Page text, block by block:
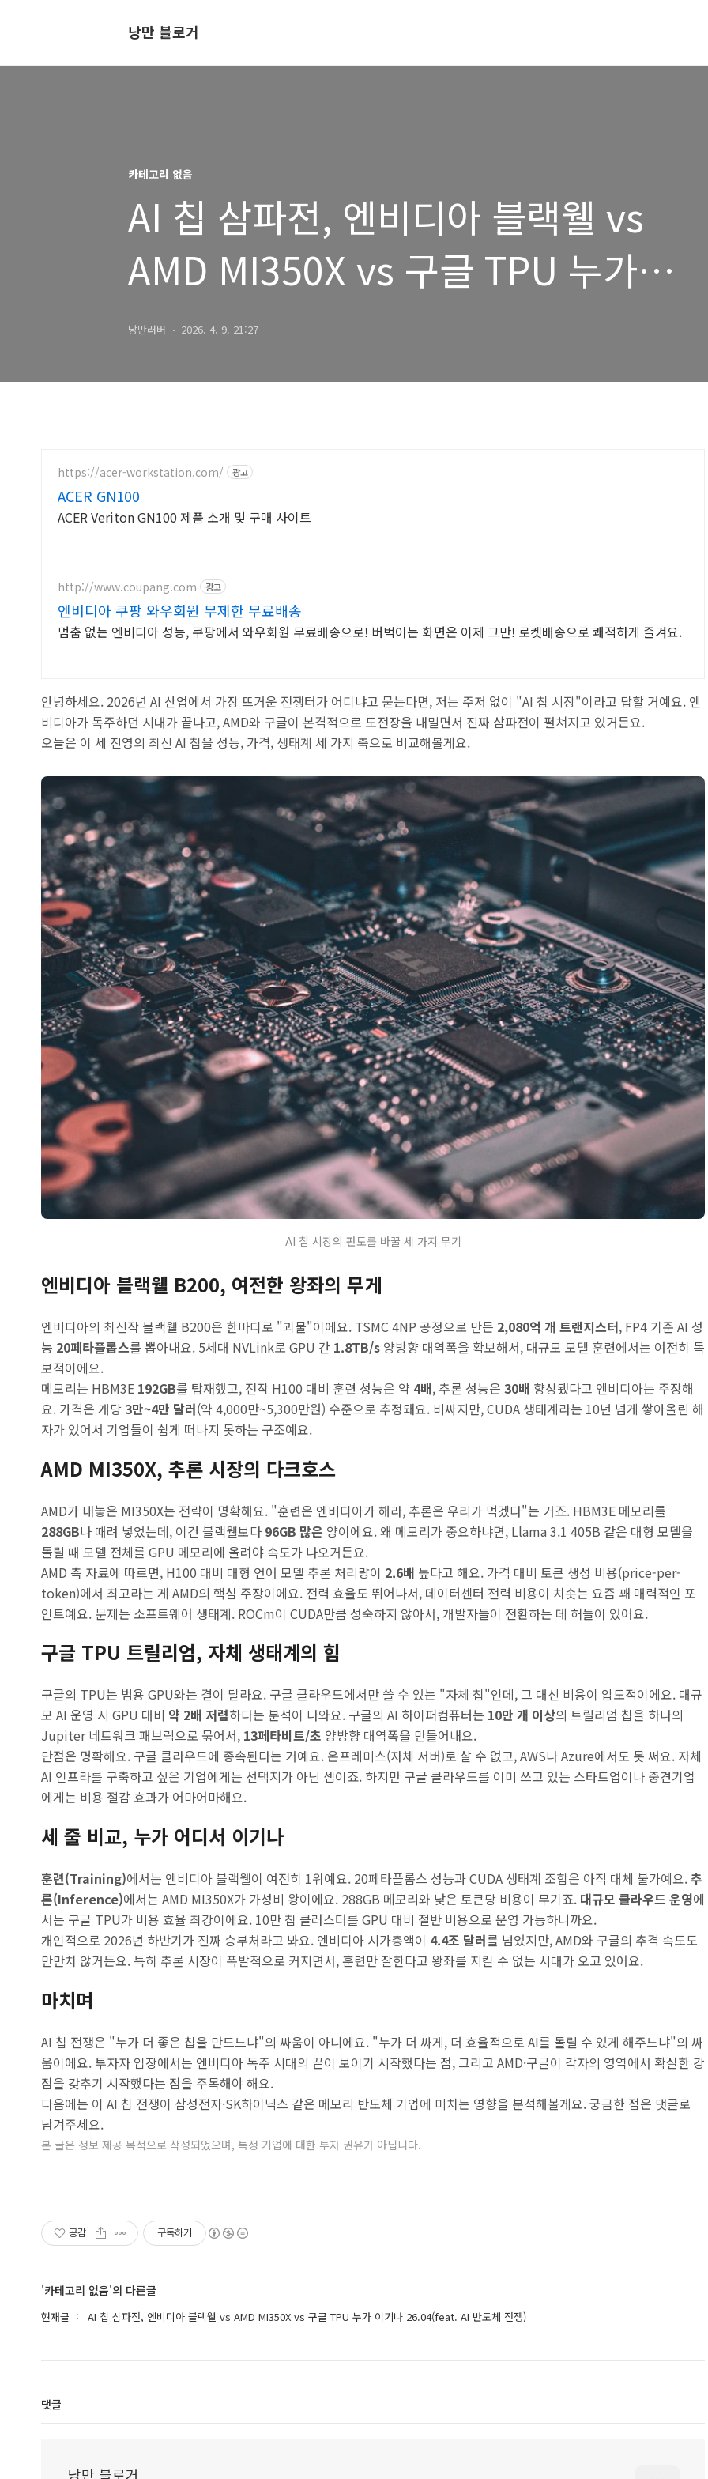
낭만 블로거
카테고리 없음
AI 칩 삼파전, 엔비디아 블랙웰 vs
AMD MI350X vs 구글 TPU 누가
이기나 26.04(feat. AI 반도체 전쟁)
낭만러버 2026. 4. 9. 21:27
https://acer-workstation.com/ 광고
ACER GN100
ACER Veriton GN100 제품 소개 및 구매 사이트
http://www.coupang.com 광고
엔비디아 쿠팡 와우회원 무제한 무료배송
멈춤 없는 엔비디아 성능, 쿠팡에서 와우회원 무료배송으로! 버벅이는 화면은 이제 그만! 로켓배송으로 쾌적하게 즐겨요.
안녕하세요. 2026년 AI 산업에서 가장 뜨거운 전쟁터가 어디냐고 묻는다면, 저는 주저 없이 "AI 칩 시장"이라고 답할 거예요. 엔
비디아가 독주하던 시대가 끝나고, AMD와 구글이 본격적으로 도전장을 내밀면서 진짜 삼파전이 펼쳐지고 있거든요.
오늘은 이 세 진영의 최신 AI 칩을 성능, 가격, 생태계 세 가지 축으로 비교해볼게요.
AI 칩 시장의 판도를 바꿀 세 가지 무기
엔비디아 블랙웰 B200, 여전한 왕좌의 무게
엔비디아의 최신작 블랙웰 B200은 한마디로 "괴물"이에요. TSMC 4NP 공정으로 만든 2,080억 개 트랜지스터, FP4 기준 AI 성
능 20페타플롭스를 뽑아내요. 5세대 NVLink로 GPU 간 1.8TB/s 양방향 대역폭을 확보해서, 대규모 모델 훈련에서는 여전히 독
보적이에요.
메모리는 HBM3E 192GB를 탑재했고, 전작 H100 대비 훈련 성능은 약 4배, 추론 성능은 30배 향상됐다고 엔비디아는 주장해
요. 가격은 개당3만~4만 달러(약 4,000만~5,300만원) 수준으로 추정돼요. 비싸지만, CUDA 생태계라는 10년 넘게 쌓아올린 해
자가 있어서 기업들이 쉽게 떠나지 못하는 구조예요.
AMD MI350X, 추론 시장의 다크호스
AMD가 내놓은 MI350X는 전략이 명확해요. "훈련은 엔비디아가 해라, 추론은 우리가 먹겠다"는 거죠. HBM3E 메모리를
288GB나 때려 넣었는데, 이건 블랙웰보다 96GB 많은 양이에요. 왜 메모리가 중요하냐면, Llama 3.1 405B 같은 대형 모델을
돌릴 때 모델 전체를 GPU 메모리에 올려야 속도가 나오거든요.
AMD 측 자료에 따르면, H100 대비 대형 언어 모델 추론 처리량이 2.6배 높다고 해요. 가격 대비 토큰 생성 비용(price-per-
token)에서 최고라는 게 AMD의 핵심 주장이에요. 전력 효율도 뛰어나서, 데이터센터 전력 비용이 치솟는 요즘 꽤 매력적인 포
인트예요. 문제는 소프트웨어 생태계. ROCm이 CUDA만큼 성숙하지 않아서, 개발자들이 전환하는 데 허들이 있어요.
구글 TPU 트릴리엄, 자체 생태계의 힘
구글의 TPU는 범용 GPU와는 결이 달라요. 구글 클라우드에서만 쓸 수 있는 "자체 칩"인데, 그 대신 비용이 압도적이에요. 대규
모 AI 운영 시 GPU 대비 약 2배 저렴하다는 분석이 나와요. 구글의 AI 하이퍼컴퓨터는 10만 개 이상의 트릴리엄 칩을 하나의
Jupiter 네트워크 패브릭으로 묶어서, 13페타비트/초 양방향 대역폭을 만들어내요.
단점은 명확해요. 구글 클라우드에 종속된다는 거예요. 온프레미스(자체 서버)로 살 수 없고, AWS나 Azure에서도 못 써요. 자체
AI 인프라를 구축하고 싶은 기업에게는 선택지가 아닌 셈이죠. 하지만 구글 클라우드를 이미 쓰고 있는 스타트업이나 중견기업
에게는 비용 절감 효과가 어마어마해요.
세 줄 비교, 누가 어디서 이기나
훈련(Training)에서는 엔비디아 블랙웰이 여전히 1위예요. 20페타플롭스 성능과 CUDA 생태계 조합은 아직 대체 불가예요.추
론(Inference)에서는 AMD MI350X가 가성비 왕이에요. 288GB 메모리와 낮은 토큰당 비용이 무기죠. 대규모 클라우드 운영에
서는 구글 TPU가 비용 효율 최강이에요. 10만 칩 클러스터를 GPU 대비 절반 비용으로 운영 가능하니까요.
개인적으로 2026년 하반기가 진짜 승부처라고 봐요. 엔비디아 시가총액이 4.4조 달러를 넘었지만, AMD와 구글의 추격 속도도
만만치 않거든요. 특히 추론 시장이 폭발적으로 커지면서, 훈련만 잘한다고 왕좌를 지킬 수 없는 시대가 오고 있어요.
마치며
AI 칩 전쟁은 "누가 더 좋은 칩을 만드느냐"의 싸움이 아니에요. "누가 더 싸게, 더 효율적으로 AI를 돌릴 수 있게 해주느냐"의 싸
움이에요. 투자자 입장에서는 엔비디아 독주 시대의 끝이 보이기 시작했다는 점, 그리고 AMD·구글이 각자의 영역에서 확실한 강
점을 갖추기 시작했다는 점을 주목해야 해요.
다음에는 이 AI 칩 전쟁이 삼성전자·SK하이닉스 같은 메모리 반도체 기업에 미치는 영향을 분석해볼게요. 궁금한 점은 댓글로
남겨주세요.
본 글은 정보 제공 목적으로 작성되었으며, 특정 기업에 대한 투자 권유가 아닙니다.
공감 구독하기
'카테고리 없음'의 다른글
현재글 AI 칩 삼파전, 엔비디아 블랙웰 vs AMD MI350X vs 구글 TPU 누가 이기나 26.04(feat. AI 반도체 전쟁)
댓글
낭만 블로거